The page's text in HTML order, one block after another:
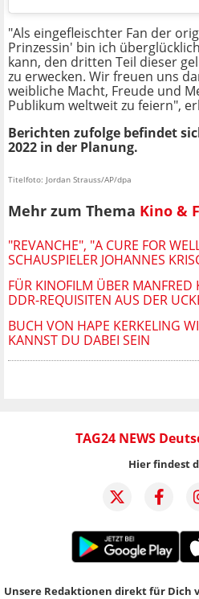
"Als eingefleischter Fan der
Prinzessin' bin ich
kann, den dritten Teil dieser
zu erwecken. Wir freuen uns
weibliche Macht, Freude und
Publikum weltweit zu feiern",
Berichten zufolge befindet
2022 in der Planung.
Titelfoto: Jordan Strauss/AP/dpa
Mehr zum Thema Kino &
"REVANCHE", "A CURE FOR
SCHAUSPIELER JOHANNES
FÜR KINOFILM ÜBER
DDR-REQUISITEN AUS DER
BUCH VON HAPE KERKELING
KANNST DU DABEI SEIN
TAG24 NEWS
Hier findest
Unsere Redaktionen direkt für Dich